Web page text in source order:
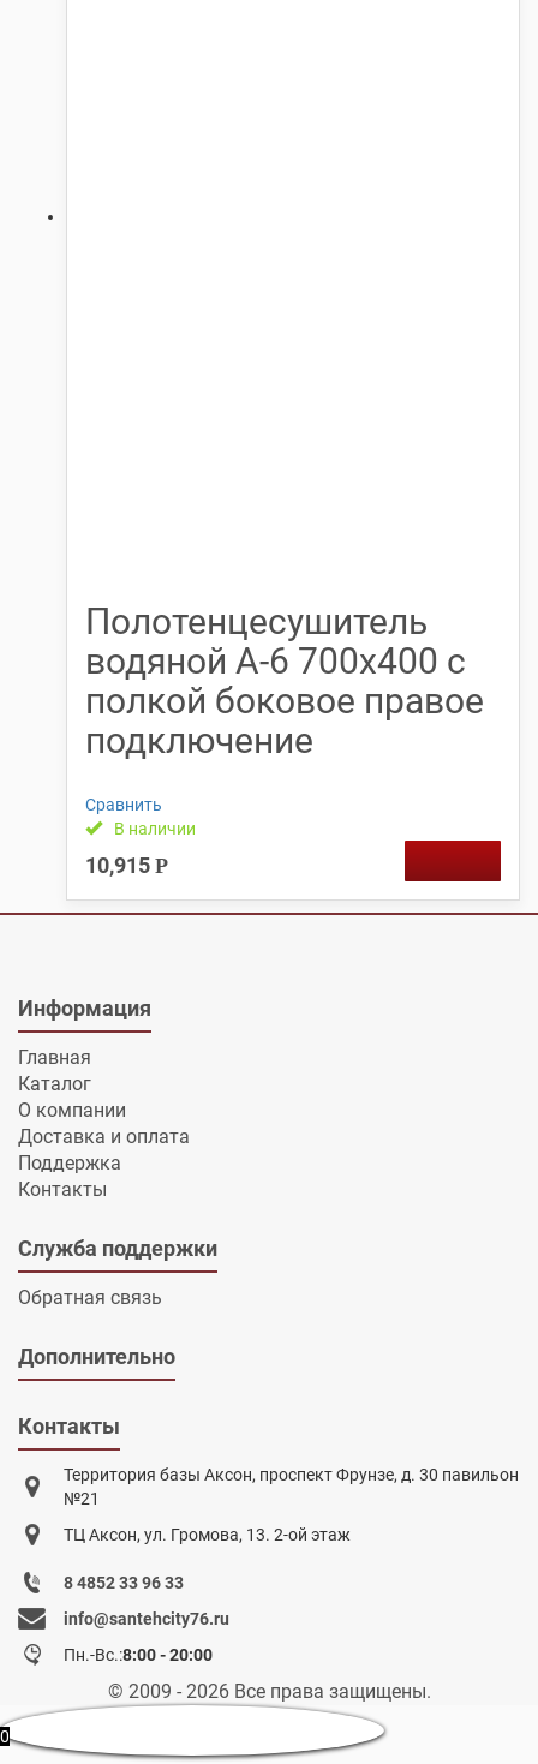
Полотенцесушитель
водяной А-6 700х400 с
полкой боковое правое
подключение
Сравнить
В наличии
10,915 Р
Информация
Главная
Каталог
О компании
Доставка и оплата
Поддержка
Контакты
Служба поддержки
Обратная связь
Дополнительно
Контакты
Территория базы Аксон, проспект Фрунзе, д. 30 павильон
№21
ТЦ Аксон, ул. Громова, 13. 2-ой этаж
8 4852 33 96 33
info@santehcity76.ru
Пн.-Вс.:8:00 - 20:00
© 2009 - 2026 Все права защищены.
0